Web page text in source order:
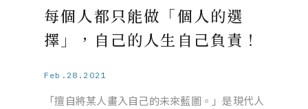
每個人都只能做「個人的選
擇」，自己的人生自己負責！
Feb.28.2021
「擅自將某人畫入自己的未來藍圖。」是現代人